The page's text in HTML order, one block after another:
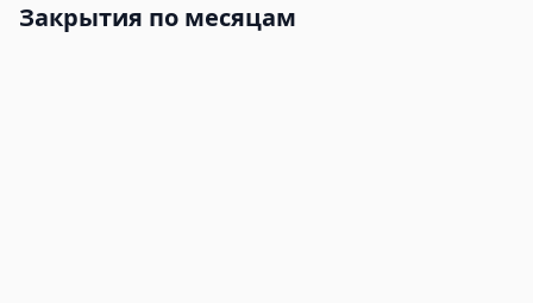
Закрытия по месяцам